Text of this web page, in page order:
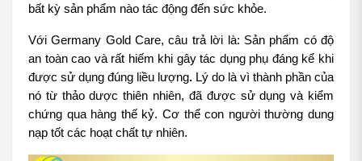
bất kỳ sản phẩm nào tác động đến sức khỏe.
Với Germany Gold Care, câu trả lời là: Sản phẩm có độ
an toàn cao và rất hiếm khi gây tác dụng phụ đáng kể khi
được sử dụng đúng liều lượng. Lý do là vì thành phần của
nó từ thảo dược thiên nhiên, đã được sử dụng và kiểm
chứng qua hàng thế kỷ. Cơ thể con người thường dung
nạp tốt các hoạt chất tự nhiên.